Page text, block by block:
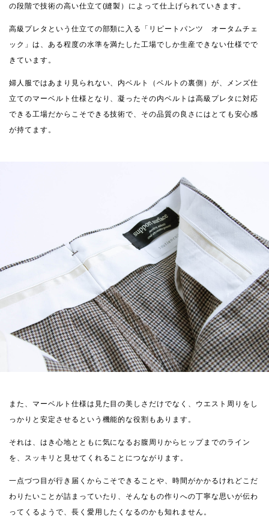
の段階で技術の高い仕立て(縫製）によって仕上げられていきます。
高級プレタという仕立ての部類に入る「リピートパンツ オータムチェ
ック」は、ある程度の水準を満たした工場でしか生産できない仕様でで
きています。
婦人服ではあまり見られない、内ベルト（ベルトの裏側）が、メンズ仕
立てのマーベルト仕様となり、凝ったその内ベルトは高級プレタに対応
できる工場だからこそできる技術で、その品質の良さにはとても安心感
が持てます。
また、マーベルト仕様は見た目の美しさだけでなく、ウエスト周りをし
っかりと安定させるという機能的な役割もあります。
それは、はき心地とともに気になるお腹周りからヒップまでのライン
を、スッキリと見せてくれることにつながります。
一点づつ目が行き届くからこそできることや、時間がかかるけれどこだ
わりたいことが詰まっていたり、そんなもの作りへの丁寧な思いが伝わ
ってくるようで、長く愛用したくなるのかも知れません。